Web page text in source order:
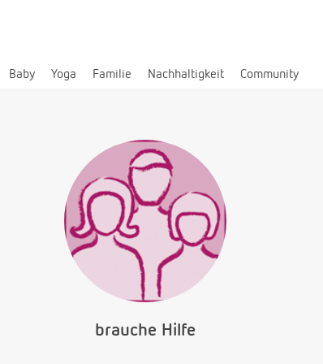
Baby Yoga Familie Nachhaltigkeit Community
brauche Hilfe